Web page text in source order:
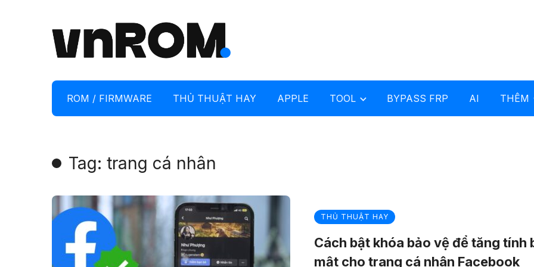
ROM / FIRMWARE THỦ THUẬT HAY APPLE TOOL BYPASS FRP AI THÊM
Tag: trang cá nhân
THỦ THUẬT HAY
Cách bật khóa bảo vệ để tăng tính
mật cho trang cá nhân Facebook